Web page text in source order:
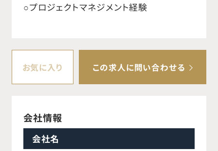
○プロジェクトマネジメント経験
お気に入り この求人に問い合わせる
会社情報
会社名